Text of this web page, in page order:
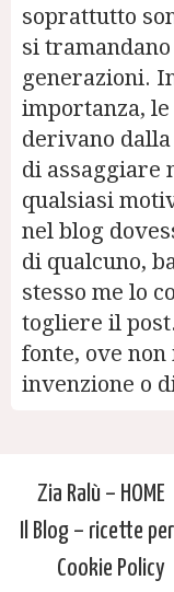
soprattutto
si
generazioni.
importanza,
derivano
di assaggiare
qualsiasi
nel blog
di qualcuno,
stesso me lo
togliere il
fonte, ove
invenzione o
Zia Ralù – HOME
Il Blog – ricette
Cookie Policy